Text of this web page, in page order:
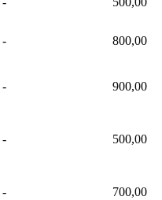
- 800,00
- 900,00
- 500,00
- 700,00